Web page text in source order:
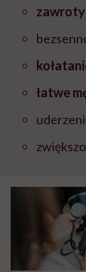
zawroty
łatwe